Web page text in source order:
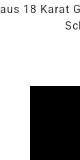
18 Karat